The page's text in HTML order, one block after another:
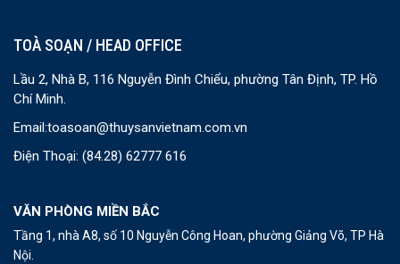
TOÀ SOẠN / HEAD OFFICE
Lầu 2, Nhà B, 116 Nguyễn Đình Chiểu, phường Tân Định, TP. Hồ
Chí Minh.
Email:toasoan@thuysanvietnam.com.vn
Điện Thoại: (84.28) 62777 616
VĂN PHÒNG MIỀN BẮC
Tầng 1, nhà A8, số 10 Nguyễn Công Hoan, phường Giảng Võ, TP Hà
Nội.